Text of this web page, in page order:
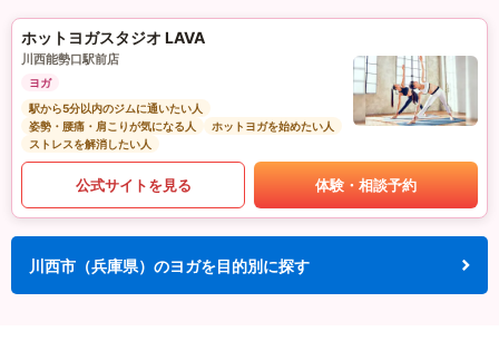
ホットヨガスタジオ LAVA
川西能勢口駅前店
ヨガ
駅から5分以内のジムに通いたい人
姿勢・腰痛・肩こりが気になる人
ホットヨガを始めたい人
ストレスを解消したい人
公式サイトを見る 体験・相談予約
川西市（兵庫県）のヨガを目的別に探す